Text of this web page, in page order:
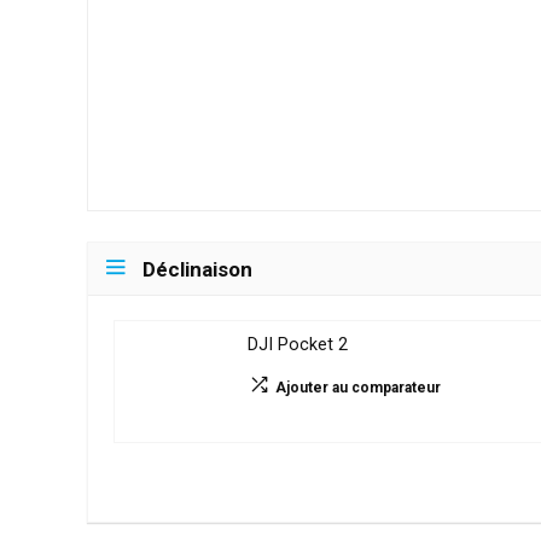
Déclinaison
DJI Pocket 2
Ajouter au comparateur